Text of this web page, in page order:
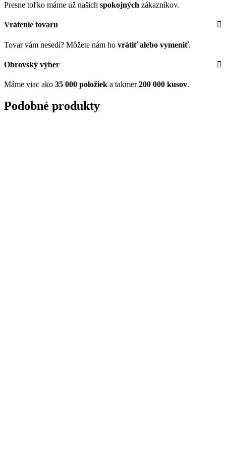
Presne toľko máme už našich spokojných zákazníkov.
Vrátenie tovaru
Tovar vám nesedí? Môžete nám ho vrátiť alebo vymeniť.
Obrovský výber
Máme viac ako 35 000 položiek a takmer200 000 kusov.
Podobné produkty